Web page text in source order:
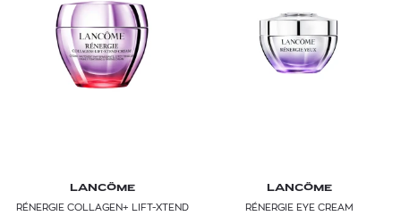
LANCÔME
RÉNERGIE COLLAGEN+ LIFT-XTEND
LANCÔME
RÉNERGIE EYE CREAM